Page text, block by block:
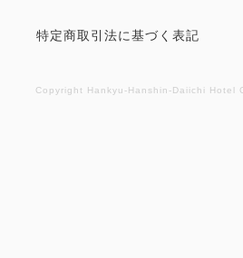
特定商取引法に基づく表記
Copyright Hankyu-Hanshin-Daiichi Hotel